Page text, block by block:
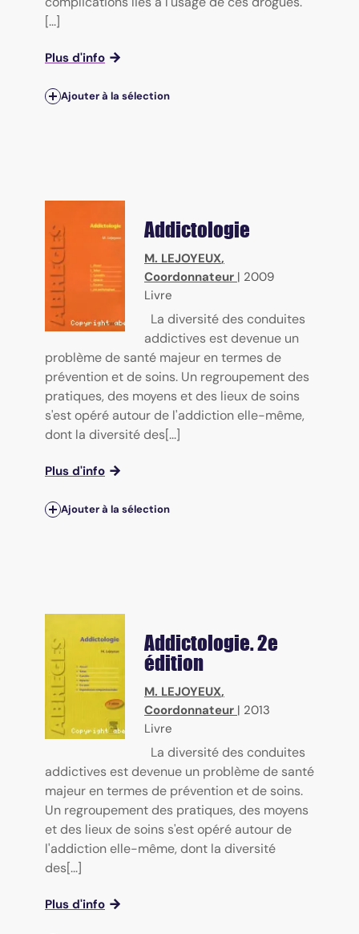
[...]
Plus d'info
Ajouter à la sélection
Addictologie
M. LEJOYEUX,
Coordonnateur | 2009
Livre
La diversité des conduites
addictives est devenue un
problème de santé majeur en termes de
prévention et de soins. Un regroupement des
pratiques, des moyens et des lieux de soins
s'est opéré autour de l'addiction elle-même,
dont la diversité des[...]
Plus d'info
Ajouter à la sélection
Addictologie. 2e
édition
M. LEJOYEUX,
Coordonnateur | 2013
Livre
La diversité des conduites
addictives est devenue un problème de santé
majeur en termes de prévention et de soins.
Un regroupement des pratiques, des moyens
et des lieux de soins s'est opéré autour de
l'addiction elle-même, dont la diversité
des[...]
Plus d'info